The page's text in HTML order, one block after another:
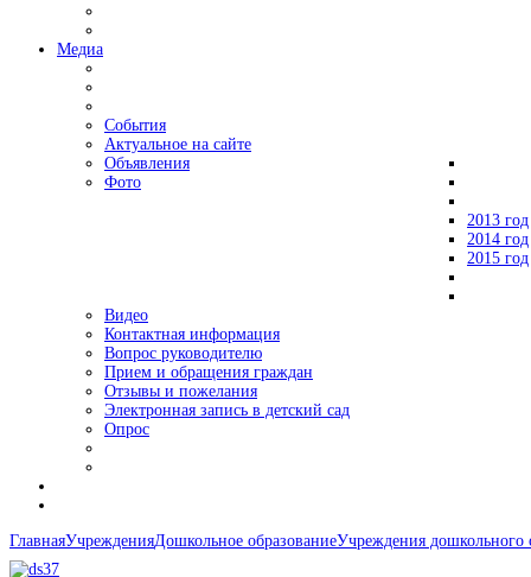
Медиа
События
Актуальное на сайте
Объявления
Фото
2013 год
2014 год
2015 год
Видео
Контактная информация
Вопрос руководителю
Прием и обращения граждан
Отзывы и пожелания
Электронная запись в детский сад
Опрос
ГлавнаяУчрежденияДошкольное образованиеУчреждения дошкольного